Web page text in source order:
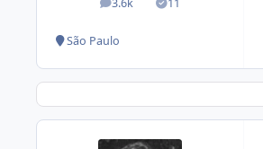
3.6k
posts 11
Soluções
São Paulo